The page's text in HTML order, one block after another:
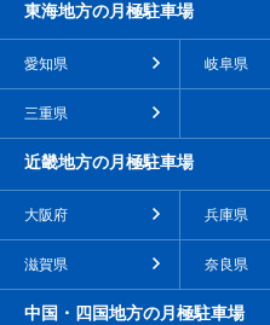
東海地方の月極駐車場
愛知県 岐阜県
三重県
近畿地方の月極駐車場
大阪府 兵庫県
滋賀県 奈良県
中国・四国地方の月極駐車場